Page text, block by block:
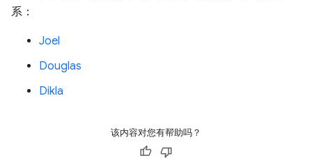
系：
Joel
Douglas
Dikla
该内容对您有帮助吗？